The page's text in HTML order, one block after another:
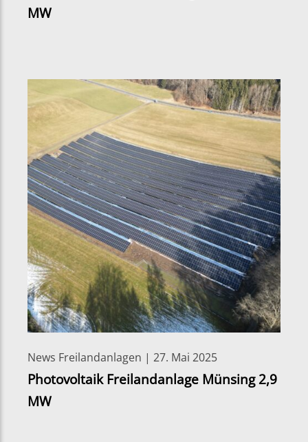
MW
News Freilandanlagen | 27. Mai 2025
Photovoltaik Freilandanlage Münsing 2,9
MW